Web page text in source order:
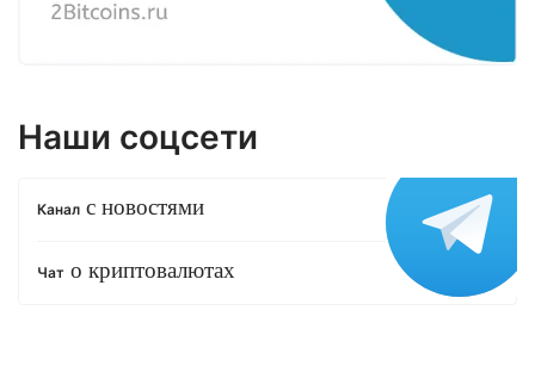
Наши соцсети
Канал с новостями
Чат о криптовалютах